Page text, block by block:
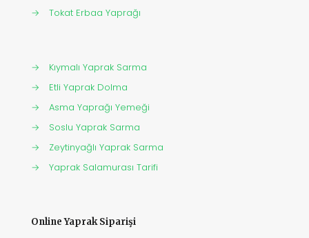
→
Tokat Erbaa Yaprağı
→
Kıymalı Yaprak Sarma
→
Etli Yaprak Dolma
→
Asma Yaprağı Yemeği
→
Soslu Yaprak Sarma
→
Zeytinyağlı Yaprak Sarma
→
Yaprak Salamurası Tarifi
Online Yaprak Siparişi